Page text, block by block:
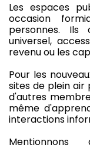
Les espaces
occasion
personnes. Ils
universel,
revenu ou les
Pour les
sites de plein
d'autres
même
interactions